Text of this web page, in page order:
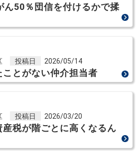
ん50％団信を付けるかで揉
投稿日 2026/05/14
とがない仲介担当者
投稿日 2026/03/20
税が階ごとに高くなるん